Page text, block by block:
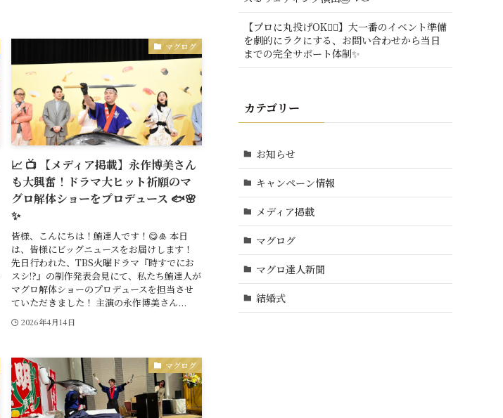
マグログ
📈 📺 【メディア掲載】永作博美さん
も大興奮！ドラマ大ヒット祈願のマ
グロ解体ショーをプロデュース 🐟🌸
✨
皆様、こんにちは！鮪達人です！😋🎍 本日
は、皆様にビッグニュースをお届けします！
先日行われた、TBS火曜ドラマ『時すでにお
スシ!?』の制作発表会見にて、私たち鮪達人が
マグロ解体ショーのプロデュースを担当させ
ていただきました！ 主演の永作博美さん...
2026年4月14日
マグログ
【プロに丸投げOK🙆‍♂️】大一番のイベント準備
を劇的にラクにする、お問い合わせから当日
までの完全サポート体制✨
カテゴリー
お知らせ
キャンペーン情報
メディア掲載
マグログ
マグロ達人新聞
結婚式